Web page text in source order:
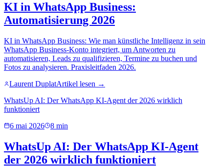
KI in WhatsApp Business:
Automatisierung 2026
KI in WhatsApp Business: Wie man künstliche Intelligenz in sein
WhatsApp Business-Konto integriert, um Antworten zu
automatisieren, Leads zu qualifizieren, Termine zu buchen und
Fotos zu analysieren. Praxisleitfaden 2026.
Laurent DuplatArtikel lesen →
WhatsUp AI: Der WhatsApp KI-Agent der 2026 wirklich
funktioniert
6 mai 2026
8 min
WhatsUp AI: Der WhatsApp KI-Agent
der 2026 wirklich funktioniert